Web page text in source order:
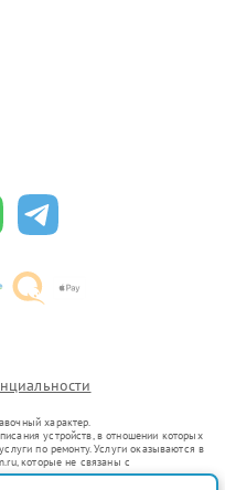
характер.
устройств, в отношении которых
по ремонту. Услуги оказываются в
которые не связаны с
представителями.